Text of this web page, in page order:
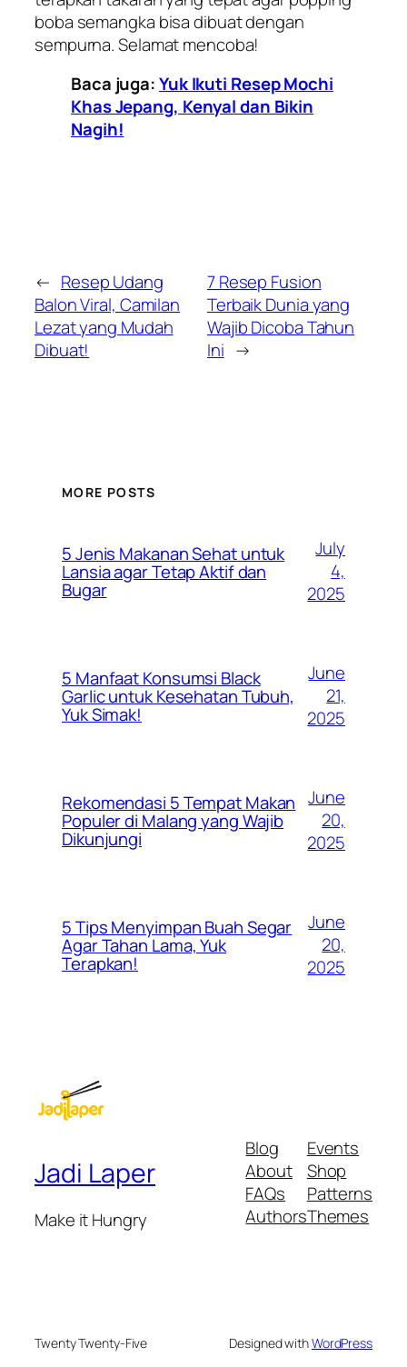
boba semangka bisa dibuat dengan
sempurna. Selamat mencoba!
Baca juga:Yuk Ikuti Resep Mochi
Khas Jepang, Kenyal dan Bikin
Nagih!
← Resep Udang
Balon Viral, Camilan
Lezat yang Mudah
Dibuat!
7 Resep Fusion
Terbaik Dunia yang
Wajib Dicoba Tahun
Ini →
MORE POSTS
5 Jenis Makanan Sehat untuk
Lansia agar Tetap Aktif dan
Bugar
July
4,
2025
5 Manfaat Konsumsi Black
Garlic untuk Kesehatan Tubuh,
Yuk Simak!
June
21,
2025
Rekomendasi 5 Tempat Makan
Populer di Malang yang Wajib
Dikunjungi
June
20,
2025
5 Tips Menyimpan Buah Segar
Agar Tahan Lama, Yuk
Terapkan!
June
20,
2025
Jadi Laper
Make it Hungry
Blog
About
FAQs
Authors
Events
Shop
Patterns
Themes
Twenty Twenty-Five Designed withWordPress